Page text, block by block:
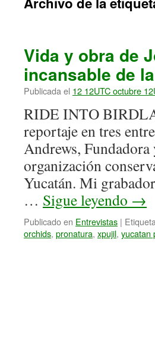
Vida y obra de
incansable de
Publicada el 12 12UTC octubre
RIDE INTO
reportaje en tres
Andrews,
organización
Yucatán. Mi
… Sigue leyendo →
Publicado en Entrevistas |
orchids, pronatura, xpujil, yucatan